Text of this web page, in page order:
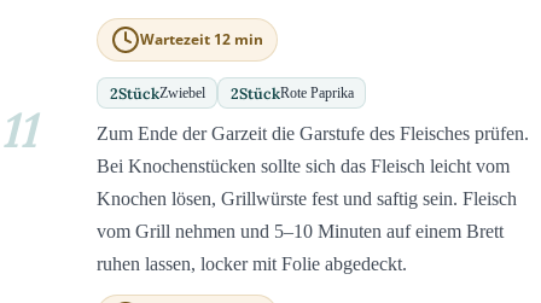
Wartezeit 12 min
2StückZwiebel 2StückRote Paprika
11
Zum Ende der Garzeit die Garstufe des Fleisches prüfen.
Bei Knochenstücken sollte sich das Fleisch leicht vom
Knochen lösen, Grillwürste fest und saftig sein. Fleisch
vom Grill nehmen und 5–10 Minuten auf einem Brett
ruhen lassen, locker mit Folie abgedeckt.